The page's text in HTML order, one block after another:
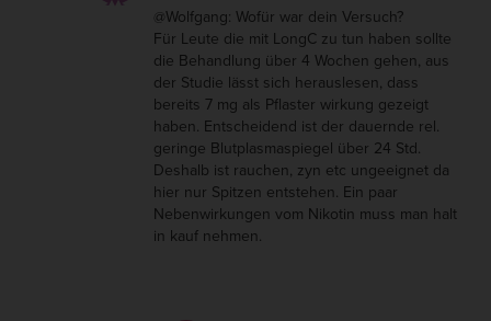
@Wolfgang: Wofür war dein Versuch?
Für Leute die mit LongC zu tun haben sollte
die Behandlung über 4 Wochen gehen, aus
der Studie lässt sich herauslesen, dass
bereits 7 mg als Pflaster wirkung gezeigt
haben. Entscheidend ist der dauernde rel.
geringe Blutplasmaspiegel über 24 Std.
Deshalb ist rauchen, zyn etc ungeeignet da
hier nur Spitzen entstehen. Ein paar
Nebenwirkungen vom Nikotin muss man halt
in kauf nehmen.